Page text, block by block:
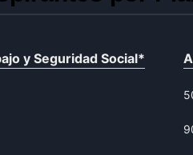
y Seguridad Social*